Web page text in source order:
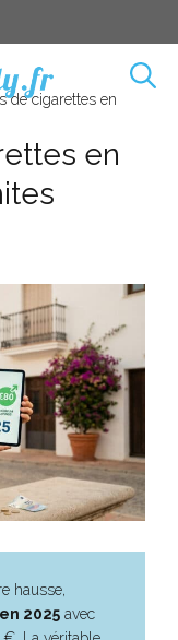
de cigarettes en
en
hausse,
2025 avec